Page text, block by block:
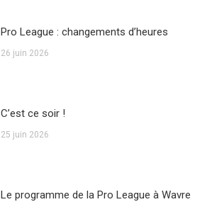
Pro League : changements d’heures
26 juin 2026
C’est ce soir !
25 juin 2026
Le programme de la Pro League à Wavre